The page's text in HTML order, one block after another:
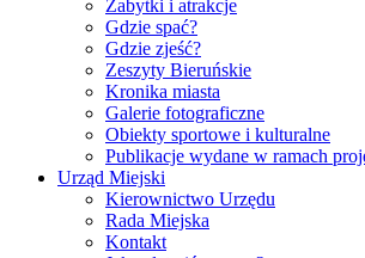
Zabytki i atrakcje
Gdzie spać?
Gdzie zjeść?
Zeszyty Bieruńskie
Kronika miasta
Galerie fotograficzne
Obiekty sportowe i kulturalne
Publikacje wydane w ramach
Urząd Miejski
Kierownictwo Urzędu
Rada Miejska
Kontakt